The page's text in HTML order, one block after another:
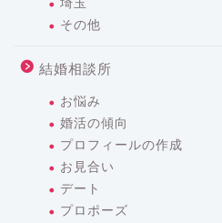
埼玉
その他
結婚相談所
お悩み
婚活の傾向
プロフィールの作成
お見合い
デート
プロポーズ